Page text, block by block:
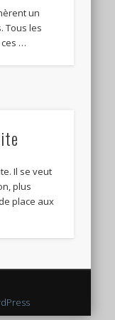
un
Tous les
ces …
Il se veut
plus
place aux